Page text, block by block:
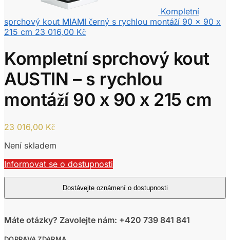
Kompletní
sprchový kout MIAMI černý s rychlou montáží 90 x 90 x
215 cm 23 016,00 Kč
Kompletní sprchový kout
AUSTIN – s rychlou
montáží 90 x 90 x 215 cm
23 016,00 Kč
Není skladem
Informovat se o dostupnosti
Máte otázky? Zavolejte nám: +420 739 841 841